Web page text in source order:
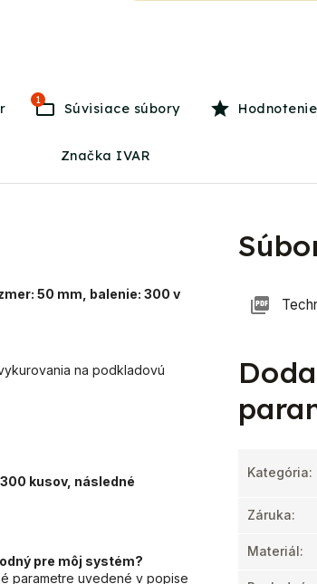
1
Súvisiace súbory Hodnotenie
Značka IVAR
50 mm, balenie: 300 v
na podkladovú
kusov, následné
pre môj systém?
parametre uvedené v popise
Kategória:
Záruka:
Materiál: